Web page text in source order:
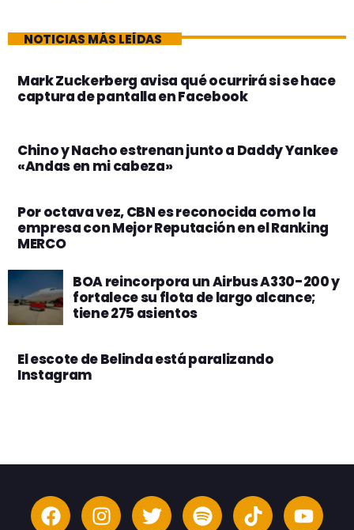
NOTICIAS MÁS LEÍDAS
Mark Zuckerberg avisa qué ocurrirá si se hace
captura de pantalla en Facebook
Chino y Nacho estrenan junto a Daddy Yankee
«Andas en mi cabeza»
Por octava vez, CBN es reconocida como la
empresa con Mejor Reputación en el Ranking
MERCO
BOA reincorpora un Airbus A330-200 y
fortalece su flota de largo alcance;
tiene 275 asientos
El escote de Belinda está paralizando
Instagram